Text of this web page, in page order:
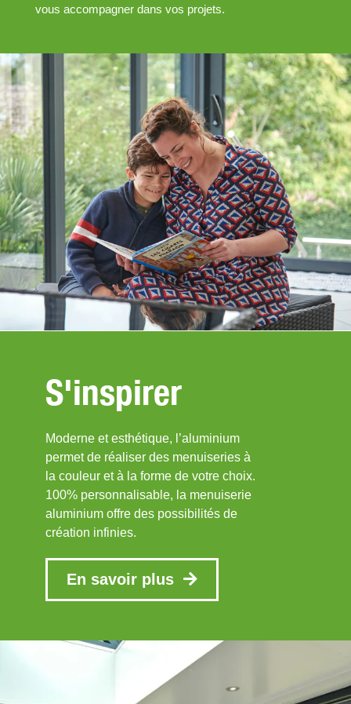
vous accompagner dans vos projets.
S'inspirer
Moderne et esthétique, l’aluminium
permet de réaliser des menuiseries à
la couleur et à la forme de votre choix.
100% personnalisable, la menuiserie
aluminium offre des possibilités de
création infinies.
En savoir plus